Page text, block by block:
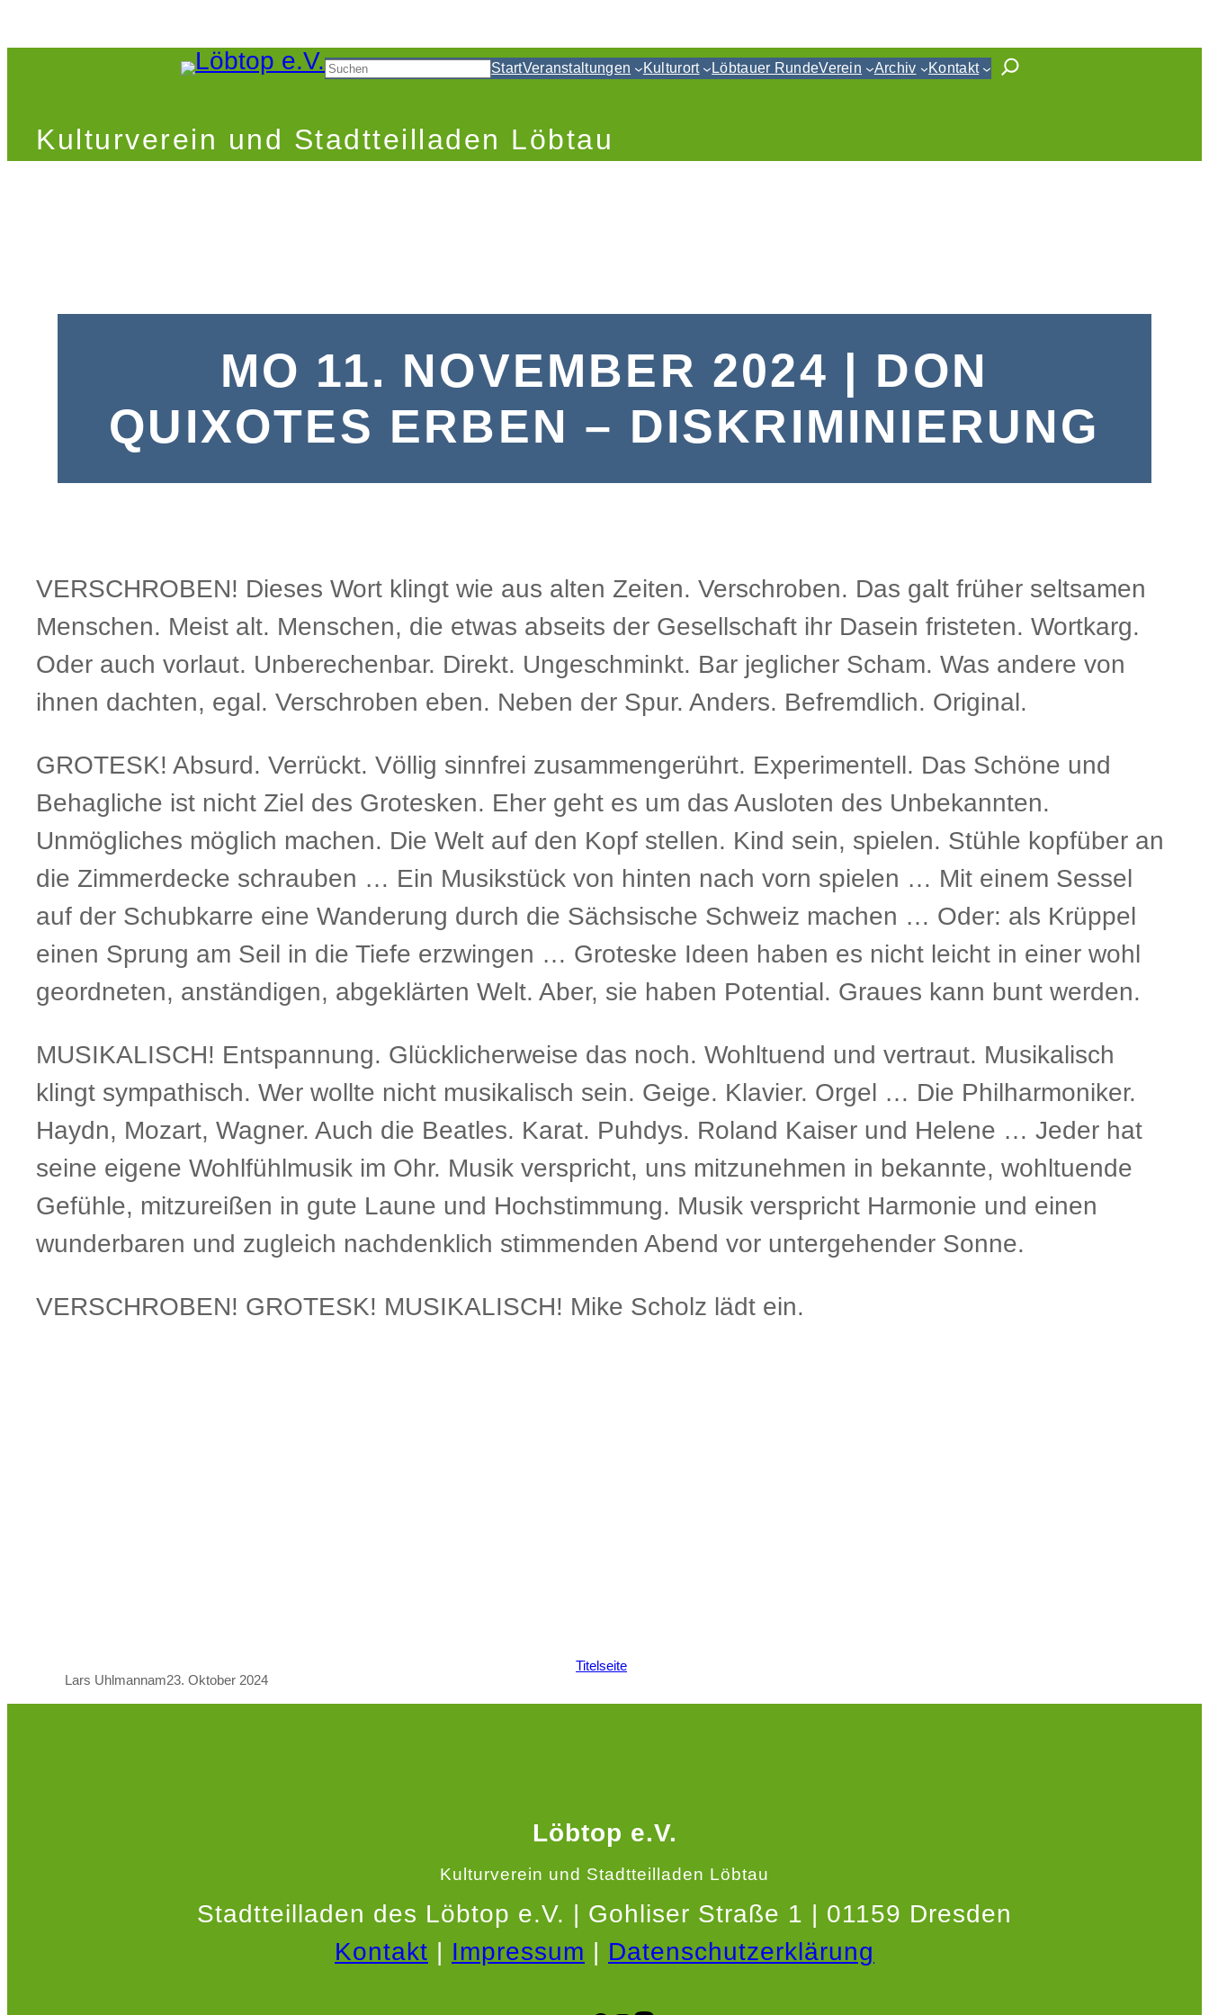
Inhalt
Suchen StartVeranstaltungen Kulturort Löbtauer RundeVerein Archiv Kontakt
Kulturverein und Stadtteilladen Löbtau
MO 11. NOVEMBER 2024 | DON
QUIXOTES ERBEN – DISKRIMINIERUNG
VERSCHROBEN! Dieses Wort klingt wie aus alten Zeiten. Verschroben. Das galt früher seltsamen
Menschen. Meist alt. Menschen, die etwas abseits der Gesellschaft ihr Dasein fristeten. Wortkarg.
Oder auch vorlaut. Unberechenbar. Direkt. Ungeschminkt. Bar jeglicher Scham. Was andere von
ihnen dachten, egal. Verschroben eben. Neben der Spur. Anders. Befremdlich. Original.
GROTESK! Absurd. Verrückt. Völlig sinnfrei zusammengerührt. Experimentell. Das Schöne und
Behagliche ist nicht Ziel des Grotesken. Eher geht es um das Ausloten des Unbekannten.
Unmögliches möglich machen. Die Welt auf den Kopf stellen. Kind sein, spielen. Stühle kopfüber an
die Zimmerdecke schrauben … Ein Musikstück von hinten nach vorn spielen … Mit einem Sessel
auf der Schubkarre eine Wanderung durch die Sächsische Schweiz machen … Oder: als Krüppel
einen Sprung am Seil in die Tiefe erzwingen … Groteske Ideen haben es nicht leicht in einer wohl
geordneten, anständigen, abgeklärten Welt. Aber, sie haben Potential. Graues kann bunt werden.
MUSIKALISCH! Entspannung. Glücklicherweise das noch. Wohltuend und vertraut. Musikalisch
klingt sympathisch. Wer wollte nicht musikalisch sein. Geige. Klavier. Orgel … Die Philharmoniker.
Haydn, Mozart, Wagner. Auch die Beatles. Karat. Puhdys. Roland Kaiser und Helene … Jeder hat
seine eigene Wohlfühlmusik im Ohr. Musik verspricht, uns mitzunehmen in bekannte, wohltuende
Gefühle, mitzureißen in gute Laune und Hochstimmung. Musik verspricht Harmonie und einen
wunderbaren und zugleich nachdenklich stimmenden Abend vor untergehender Sonne.
VERSCHROBEN! GROTESK! MUSIKALISCH! Mike Scholz lädt ein.
Lars Uhlmannam23. Oktober 2024
Titelseite
Löbtop e.V.
Kulturverein und Stadtteilladen Löbtau
Stadtteilladen des Löbtop e.V. | Gohliser Straße 1 | 01159 Dresden
Kontakt | Impressum | Datenschutzerklärung